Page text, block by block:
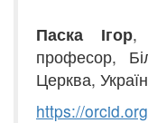
Паска Ігор,
професор,
Церква,
https://orcid.org